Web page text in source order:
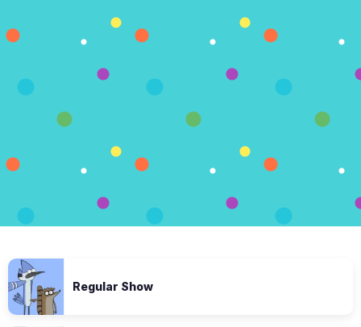
Regular Show